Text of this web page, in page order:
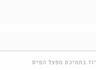
בתמיכת מפעל הפיס